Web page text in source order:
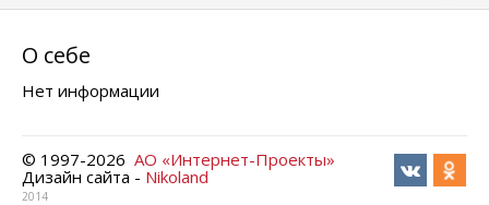
О себе
Нет информации
© 1997-2026 АО «Интернет-Проекты»
Дизайн сайта - Nikoland
2014